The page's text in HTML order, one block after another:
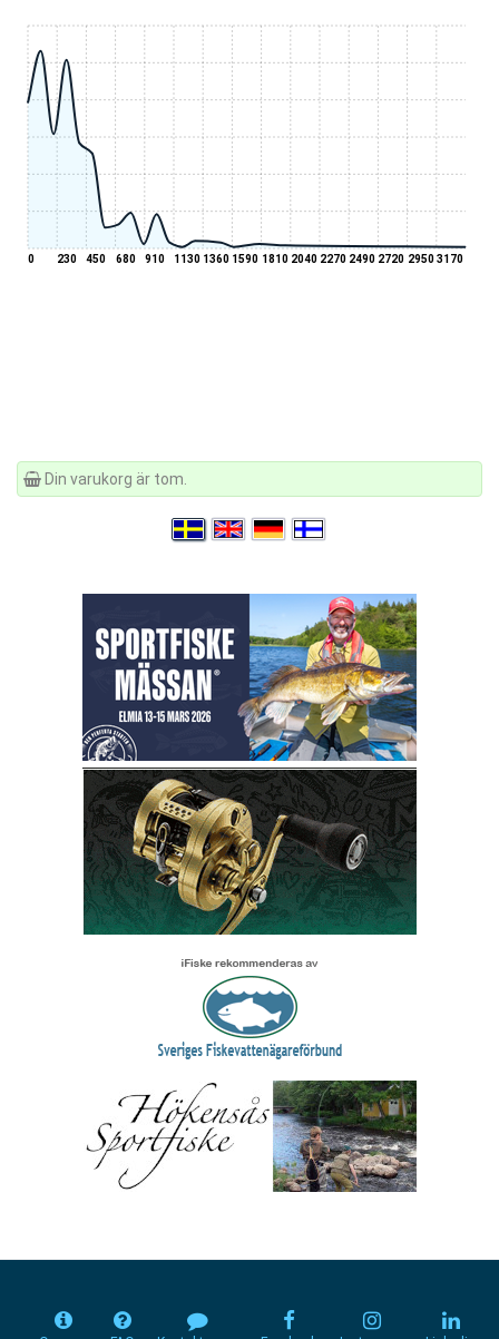
0 230 450 680 910 1130 1360 1590 1810 2040 2270 2490 2720 29503170
Din varukorg är tom.